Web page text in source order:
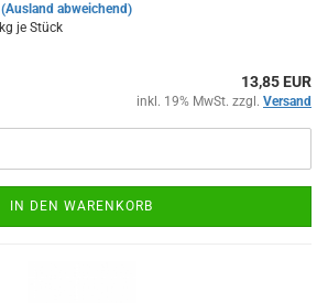
(Ausland abweichend)
kg je Stück
13,85 EUR
inkl. 19% MwSt. zzgl. Versand
IN DEN WARENKORB